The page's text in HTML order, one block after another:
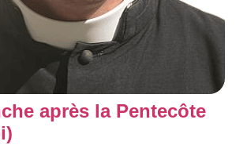
après la Pentecôte